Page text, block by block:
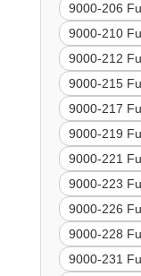
9000-206
9000-210
9000-212
9000-215
9000-217
9000-219
9000-221
9000-223
9000-226
9000-228
9000-231